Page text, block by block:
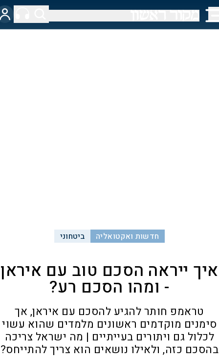
חדשות ואקטואליה ביטחוני
איך ייראה הסכם טוב עם איראן
- ומהו הסכם רע?
טראמפ חותר להגיע להסכם עם איראן, אך
סימנים מוקדמים ראשונים מלמדים שהוא עשוי
לכלול גם ויתורים בעייתיים | מה ישראל צריכה
בהסכם כזה, ולאילו נושאים הוא צריך להתייחס?